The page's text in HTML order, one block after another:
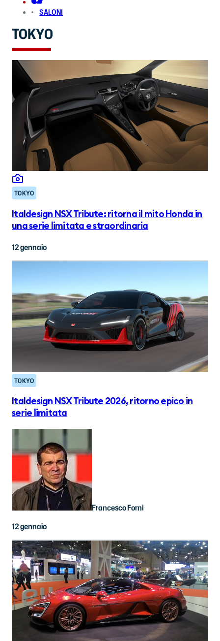
SALONI
TOKYO
TOKYO
Italdesign NSX Tribute: ritorna il mito Honda in
una serie limitata e straordinaria
12 gennaio
TOKYO
Italdesign NSX Tribute 2026, ritorno epico in
serie limitata
Francesco Forni
12 gennaio